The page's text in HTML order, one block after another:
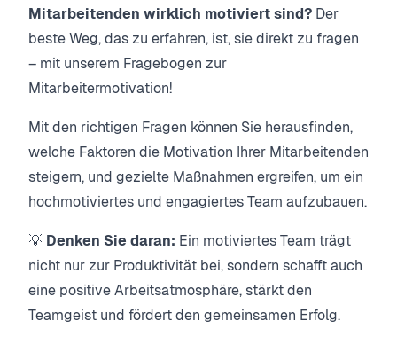
Mitarbeitenden wirklich motiviert sind? Der
beste Weg, das zu erfahren, ist, sie direkt zu fragen
– mit unserem Fragebogen zur
Mitarbeitermotivation!
Mit den richtigen Fragen können Sie herausfinden,
welche Faktoren die Motivation Ihrer Mitarbeitenden
steigern, und gezielte Maßnahmen ergreifen, um ein
hochmotiviertes und engagiertes Team aufzubauen.
💡 Denken Sie daran: Ein motiviertes Team trägt
nicht nur zur Produktivität bei, sondern schafft auch
eine positive Arbeitsatmosphäre, stärkt den
Teamgeist und fördert den gemeinsamen Erfolg.